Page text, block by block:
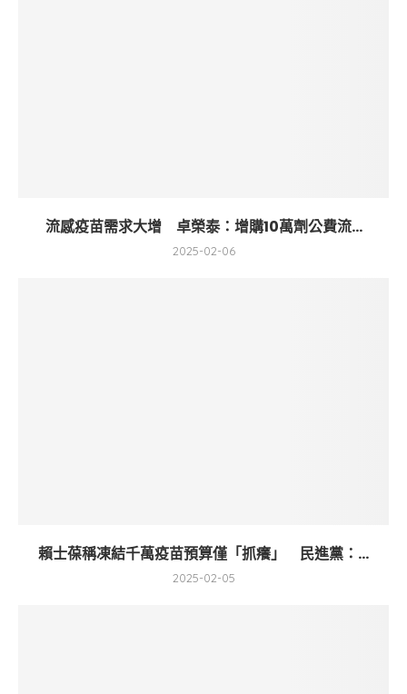
流感疫苗需求大增 卓榮泰：增購10萬劑公費流...
2025-02-06
賴士葆稱凍結千萬疫苗預算僅「抓癢」 民進黨：...
2025-02-05